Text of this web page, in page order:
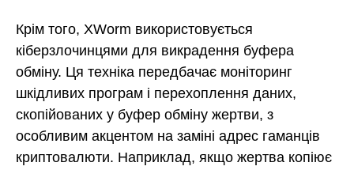
Крім того, XWorm використовується
кіберзлочинцями для викрадення буфера
обміну. Ця техніка передбачає моніторинг
шкідливих програм і перехоплення даних,
скопійованих у буфер обміну жертви, з
особливим акцентом на заміні адрес гаманців
криптовалюти. Наприклад, якщо жертва копіює